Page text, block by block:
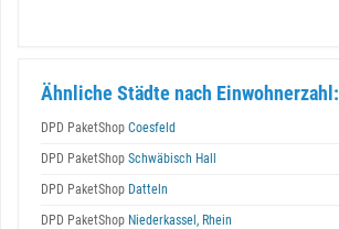
Ähnliche Städte nach Einwohnerzahl:
DPD PaketShop Coesfeld
DPD PaketShop Schwäbisch Hall
DPD PaketShop Datteln
DPD PaketShop Niederkassel, Rhein